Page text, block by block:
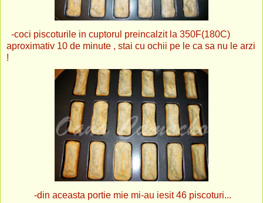
-coci piscoturile in cuptorul preincalzit la 350F(180C)
aproximativ 10 de minute , stai cu ochii pe le ca sa nu le arzi
!
-din aceasta portie mie mi-au iesit 46 piscoturi...